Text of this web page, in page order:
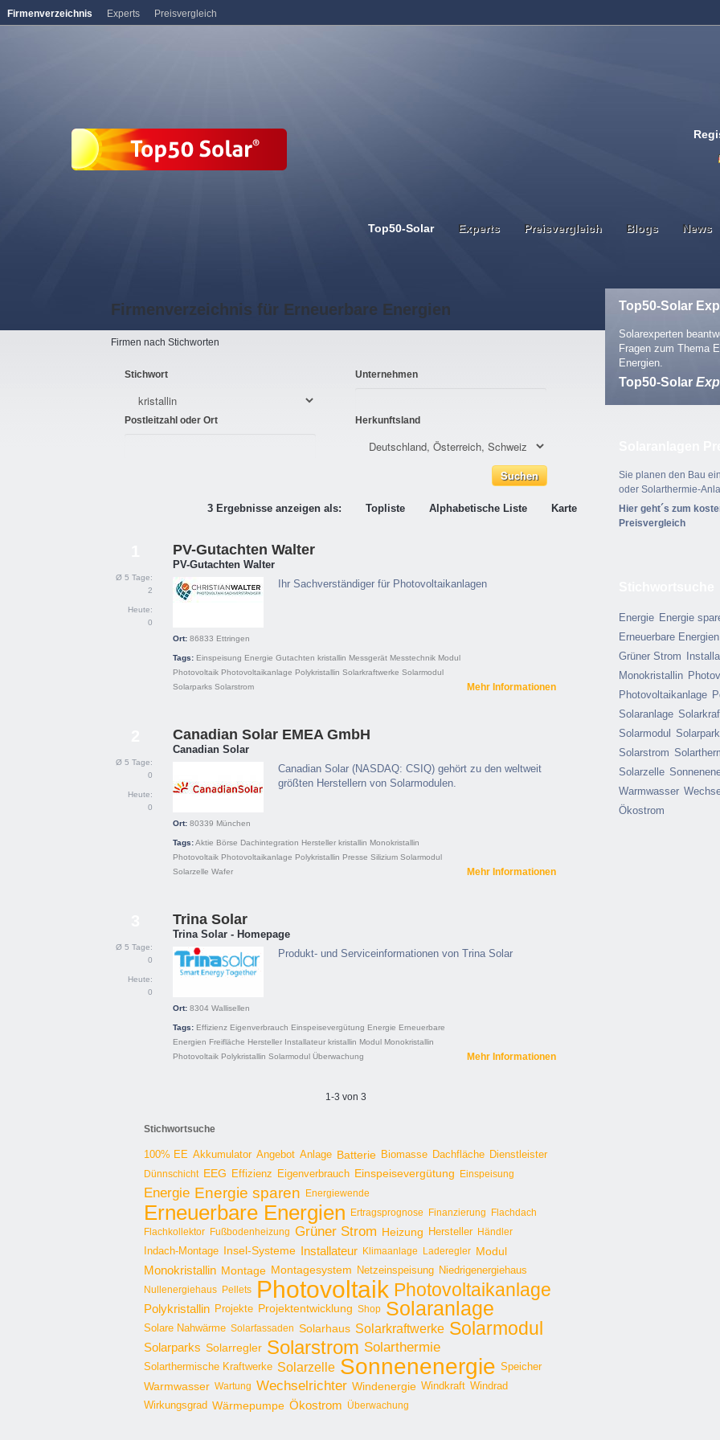
Top50-Solar Experts Preisvergleich Blogs News
Firmenverzeichnis für Erneuerbare Energien
Firmen nach Stichworten
Stichwort Unternehmen
Postleitzahl oder Ort Herkunftsland
3 Ergebnisse anzeigen als: Topliste Alphabetische Liste Karte
Ø 5 Tage:
2
Heute:
0
PV-Gutachten Walter
PV-Gutachten Walter
Ihr Sachverständiger für Photovoltaikanlagen
Ort: 86833 Ettringen
Tags: Einspeisung Energie Gutachten kristallin Messgerät Messtechnik Modul
Photovoltaik Photovoltaikanlage Polykristallin Solarkraftwerke Solarmodul
Solarparks Solarstrom Mehr Informationen
Ø 5 Tage:
0
Heute:
0
Canadian Solar EMEA GmbH
Canadian Solar
Canadian Solar (NASDAQ: CSIQ) gehört zu den weltweit
größten Herstellern von Solarmodulen.
Ort: 80339 München
Tags:Aktie Börse Dachintegration Hersteller kristallin Monokristallin
Photovoltaik Photovoltaikanlage Polykristallin Presse Silizium Solarmodul
Solarzelle Wafer Mehr Informationen
Ø 5 Tage:
0
Heute:
0
Trina Solar
Trina Solar - Homepage
Produkt- und Serviceinformationen von Trina Solar
Ort: 8304 Wallisellen
Tags: Effizienz Eigenverbrauch Einspeisevergütung Energie Erneuerbare
Energien Freifläche Hersteller Installateur kristallin Modul Monokristallin
Photovoltaik Polykristallin Solarmodul Überwachung Mehr Informationen
1-3 von 3
Stichwortsuche
100% EE Akkumulator Angebot Anlage Batterie Biomasse Dachfläche Dienstleister
Dünnschicht EEG Effizienz Eigenverbrauch Einspeisevergütung Einspeisung
Energie Energie sparen Energiewende
Erneuerbare Energien Ertragsprognose Finanzierung
Flachdach
Flachkollektor Fußbodenheizung Grüner Strom Heizung Hersteller Händler
Indach-Montage
Insel-Systeme Installateur Klimaanlage Laderegler Modul
Monokristallin Montage Montagesystem Netzeinspeisung Niedrigenergiehaus
Nullenergiehaus Pellets Photovoltaik Photovoltaikanlage
Polykristallin Projekte Projektentwicklung Shop Solaranlage
Solare Nahwärme Solarfassaden Solarhaus Solarkraftwerke Solarmodul
Solarparks Solarregler Solarstrom Solarthermie
Solarthermische Kraftwerke Solarzelle Sonnenenergie Speicher
Warmwasser Wartung Wechselrichter Windenergie Windkraft Windrad
Wirkungsgrad Wärmepumpe Ökostrom Überwachung
Top50-Solar
Solarexperten
Fragen zum Thema
Energien.
Top50-Solar
Sie planen den Bau
oder Solarthermie-
Hier geht´s zum
Preisvergleich
Energie Energie
Erneuerbare Energien
Grüner Strom
Monokristallin
Photovoltaikanlage
Solaranlage
Solarmodul
Solarstrom
Solarzelle
Warmwasser
Ökostrom
Firmenverzeichnis Experts Preisvergleich